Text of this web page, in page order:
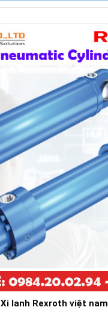
Xi lanh Rexroth việt nam